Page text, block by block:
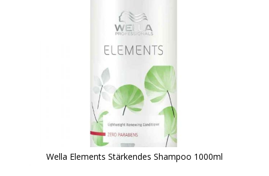
Wella Elements Stärkendes Shampoo 1000ml